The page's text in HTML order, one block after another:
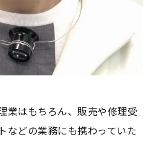
業はもちろん、販売や修理受
などの業務にも携わっていた